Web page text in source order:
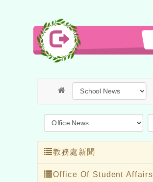
教務處新聞
Office Of Student Affairs